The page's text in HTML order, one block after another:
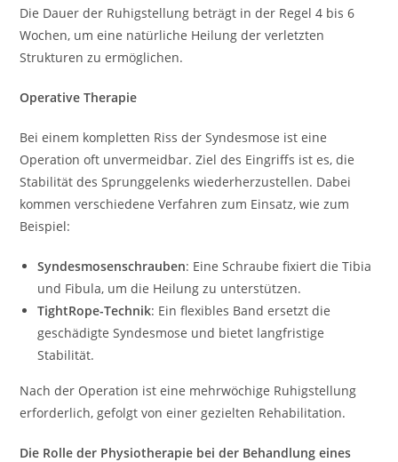
Die Dauer der Ruhigstellung beträgt in der Regel 4 bis 6
Wochen, um eine natürliche Heilung der verletzten
Strukturen zu ermöglichen.
Operative Therapie
Bei einem kompletten Riss der Syndesmose ist eine
Operation oft unvermeidbar. Ziel des Eingriffs ist es, die
Stabilität des Sprunggelenks wiederherzustellen. Dabei
kommen verschiedene Verfahren zum Einsatz, wie zum
Beispiel:
Syndesmosenschrauben: Eine Schraube fixiert die Tibia
und Fibula, um die Heilung zu unterstützen.
TightRope-Technik: Ein flexibles Band ersetzt die
geschädigte Syndesmose und bietet langfristige
Stabilität.
Nach der Operation ist eine mehrwöchige Ruhigstellung
erforderlich, gefolgt von einer gezielten Rehabilitation.
Die Rolle der Physiotherapie bei der Behandlung eines